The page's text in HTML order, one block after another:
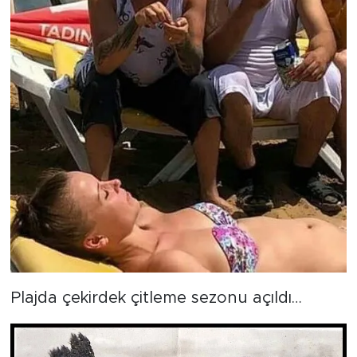
Plajda çekirdek çitleme sezonu açıldı…